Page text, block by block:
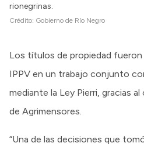
rionegrinas.
Crédito: Gobierno de Río Negro
Los títulos de propiedad
IPPV en un trabajo conjunto
mediante la Ley Pierri, gracias
de Agrimensores.
“Una de las decisiones que